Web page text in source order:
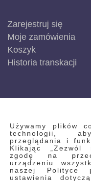
Używamy plików
technologii,
przeglądania i
Klikając „Zezwól
zgodę na
urządzeniu
naszej Polityce
ustawienia
Zarejestruj się
Moje zamówienia
Koszyk
Historia transkacji
INFORMACJE
Regulamin
Polityka prywatności